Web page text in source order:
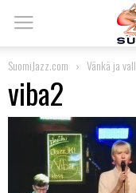
SuomiJazz.com Vänkä ja
viba2